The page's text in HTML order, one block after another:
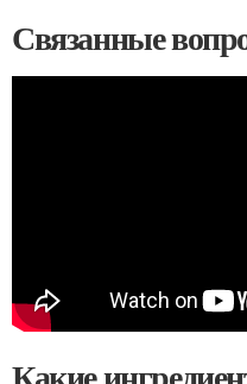
Связанные